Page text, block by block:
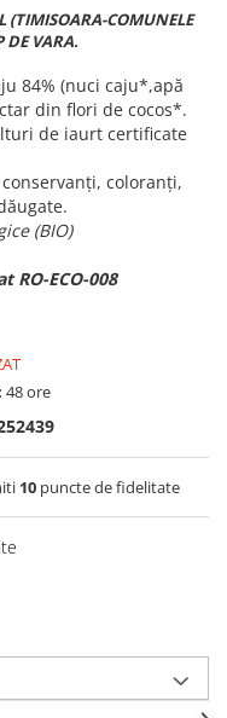
(TIMISOARA-COMUNELE
DE VARA.
84% (nuci caju*,apă
din flori de cocos*.
de iaurt certificate
coloranți,
(BIO)
RO-ECO-008
48 ore
10puncte de fidelitate